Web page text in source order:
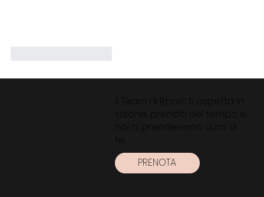
Il Team di B.nails ti aspetta in
salone, prenditi del tempo e
noi ci prenderemo cura di
te.
PRENOTA